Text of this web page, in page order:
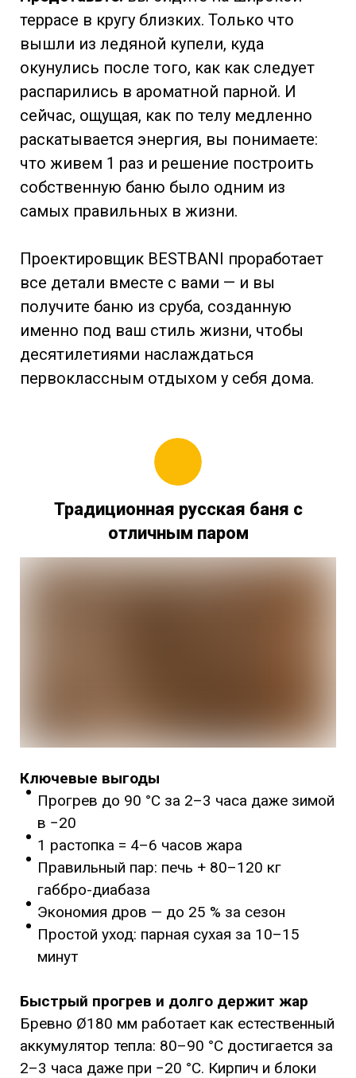
террасе в кругу близких. Только что
вышли из ледяной купели, куда
окунулись после того, как как следует
распарились в ароматной парной. И
сейчас, ощущая, как по телу медленно
раскатывается энергия, вы понимаете:
что живем 1 раз и решение построить
собственную баню было одним из
самых правильных в жизни.
Проектировщик BESTBANI проработает
все детали вместе с вами — и вы
получите баню из сруба, созданную
именно под ваш стиль жизни, чтобы
десятилетиями наслаждаться
первоклассным отдыхом у себя дома.
Традиционная русская баня с
отличным паром
Ключевые выгоды
Прогрев до 90 °C за 2–3 часа даже зимой
в −20
1 растопка = 4–6 часов жара
Правильный пар: печь + 80–120 кг
габбро-диабаза
Экономия дров — до 25 % за сезон
Простой уход: парная сухая за 10–15
минут
Быстрый прогрев и долго держит жар
Бревно Ø180 мм работает как естественный
аккумулятор тепла: 80–90 °C достигается за
2–3 часа даже при −20 °C. Кирпич и блоки